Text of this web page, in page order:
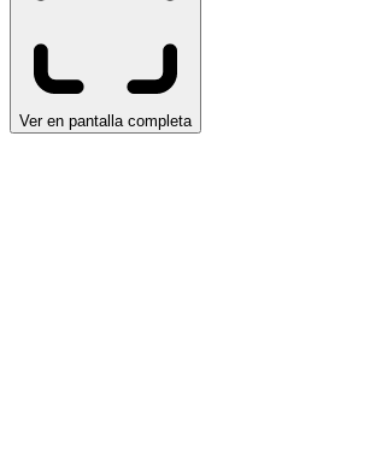
Ver en pantalla completa